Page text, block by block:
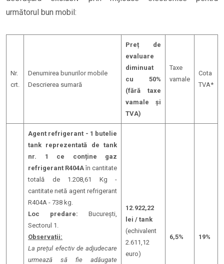
următorul bun mobil:
Nr.
crt.
Denumirea bunurilor mobile
Descrierea sumară
Preț de
evaluare
diminuat
cu 50%
(fără taxe
vamale și
TVA)
Taxe
vamale
Cota
TVA*
Agent refrigerant - 1 butelie
tank reprezentată de tank
nr. 1 ce conține gaz
refrigerant R404Aîn cantitate
totală de 1.208,61 Kg -
cantitate netă agent refrigerant
R404A - 738 kg.
Loc predare: București,
Sectorul 1.
Observații:
La prețul efectiv de adjudecare
urmează să fie adăugate
12.922,22
lei / tank
(echivalent
2.611,12
euro)
6,5% 19%